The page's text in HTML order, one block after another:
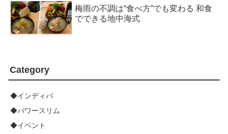
梅雨の不調は“食べ方”でも変わる 和食
でできる地中海式
Category
◆インディバ
◆パワースリム
◆イベント